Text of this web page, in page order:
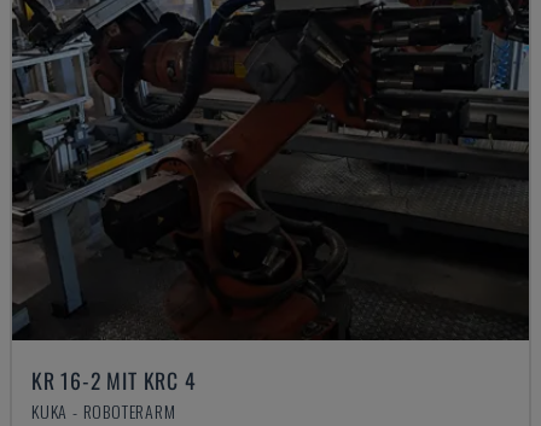
KR 16-2 MIT KRC 4
KUKA - ROBOTERARM